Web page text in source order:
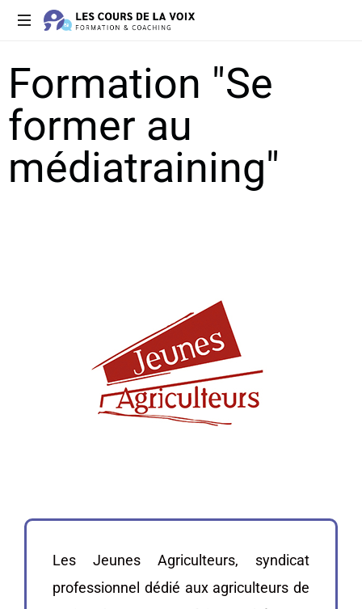
à
écoute
Formation "Se
former au
médiatraining"
Les Jeunes Agriculteurs, syndicat
professionnel dédié aux agriculteurs de